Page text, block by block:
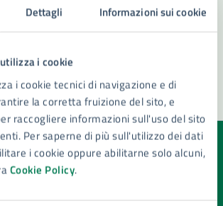
Dettagli Informazioni sui cookie
i cookie
i cookie tecnici di navigazione e di
la corretta fruizione del sito, e
raccogliere informazioni sull'uso del sito
Per saperne di più sull'utilizzo dei dati
i cookie oppure abilitarne solo alcuni,
Cookie Policy.
chiare le informazioni su questa